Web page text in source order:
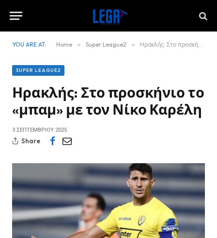
YOU ARE AT: Home » Super League2 » Ηρακλής: Στο προσκήνιο το «μπαμ» με τον Νίκο Καρέλη
SUPER LEAGUE2
Ηρακλής: Στο προσκήνιο το
«μπαμ» με τον Νίκο Καρέλη
3 ΣΕΠΤΕΜΒΡΊΟΥ 2025
Share